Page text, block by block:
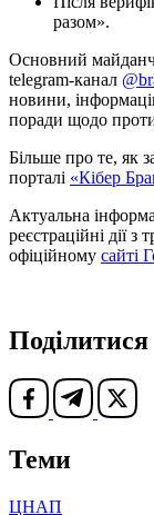
разом».
Основний
telegram-канал
новини,
поради щодо
Більше про те, як
порталі «Кібер
Актуальна
реєстраційні дії
офіційному сайті
Поділитися
Теми
ЦНАП